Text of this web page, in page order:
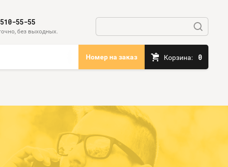
55-55
без выходных.
Номер на заказ Корзина: 0